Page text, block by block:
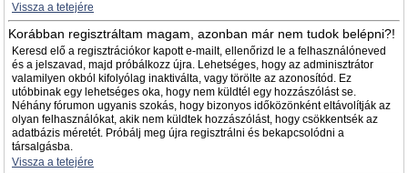
Vissza a tetejére
Korábban regisztráltam magam, azonban már nem tudok belépni?!
Keresd elő a regisztrációkor kapott e-mailt, ellenőrizd le a felhasználóneved
és a jelszavad, majd próbálkozz újra. Lehetséges, hogy az adminisztrátor
valamilyen okból kifolyólag inaktiválta, vagy törölte az azonosítód. Ez
utóbbinak egy lehetséges oka, hogy nem küldtél egy hozzászólást se.
Néhány fórumon ugyanis szokás, hogy bizonyos időközönként eltávolítják az
olyan felhasználókat, akik nem küldtek hozzászólást, hogy csökkentsék az
adatbázis méretét. Próbálj meg újra regisztrálni és bekapcsolódni a
társalgásba.
Vissza a tetejére